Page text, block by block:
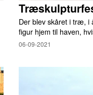
Der blev skåret i træ, i
figur hjem til haven,
06-09-2021